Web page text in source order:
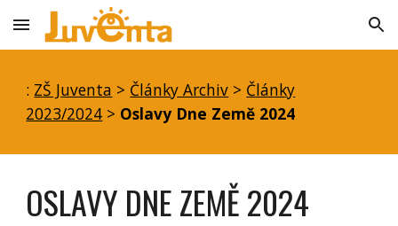
Skip to main content Skip to navigation
: ZŠ Juventa > Články Archiv > Články
2023/2024 > Oslavy Dne Země 2024
OSLAVY DNE ZEMĚ 2024